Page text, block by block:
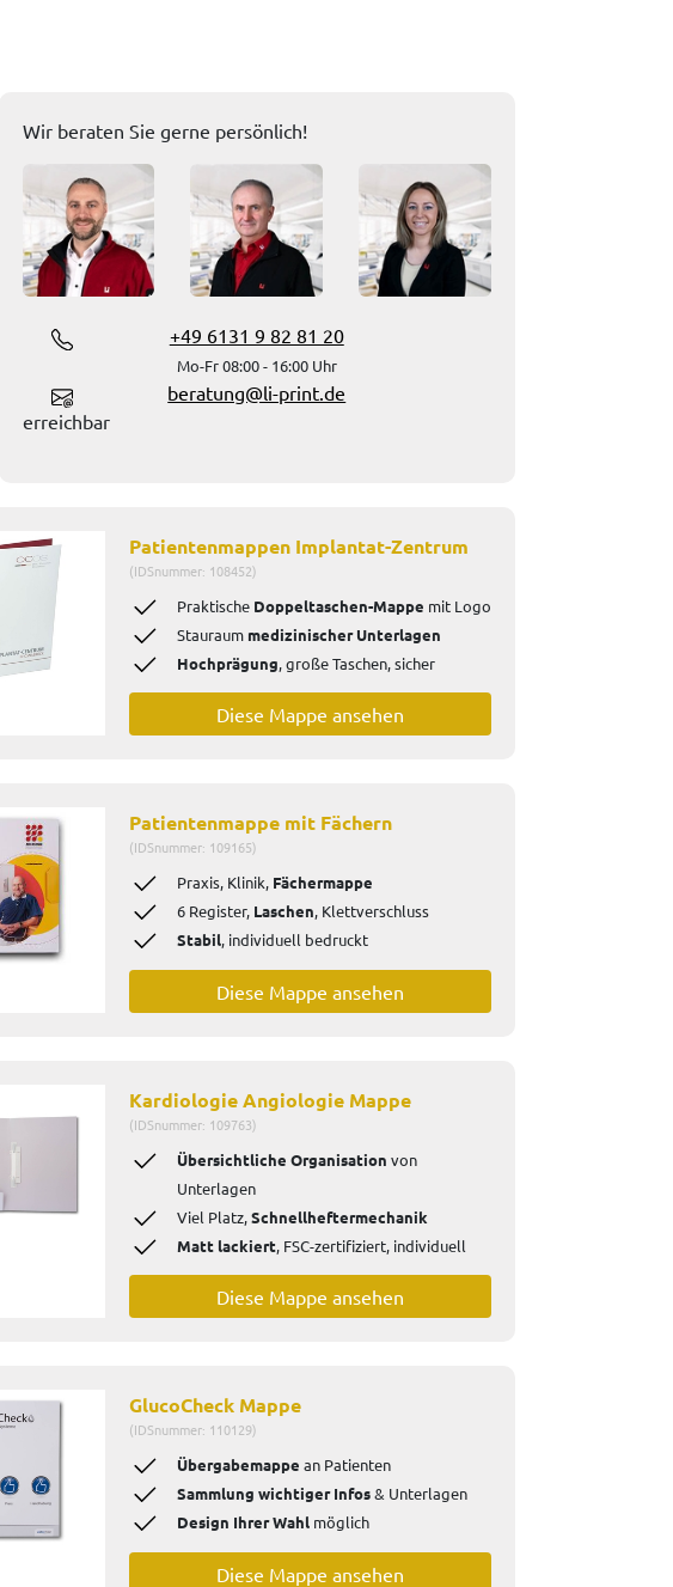
Wir beraten Sie gerne persönlich!
+49 6131 9 82 81 20
Mo-Fr 08:00 - 16:00 Uhr
beratung@li-print.de
erreichbar
Patientenmappen Implantat-Zentrum
(IDSnummer: 108452)
PraktischeDoppeltaschen-Mappe mit Logo
Stauraum medizinischer Unterlagen
Hochprägung, große Taschen,sicher
Diese Mappe ansehen
Patientenmappe mit Fächern
(IDSnummer: 109165)
Praxis, Klinik, Fächermappe
6 Register, Laschen, Klettverschluss
Stabil, individuell bedruckt
Diese Mappe ansehen
Kardiologie Angiologie Mappe
(IDSnummer: 109763)
Übersichtliche Organisation von
Unterlagen
Viel Platz,Schnellheftermechanik
Matt lackiert, FSC-zertifiziert, individuell
Diese Mappe ansehen
GlucoCheck Mappe
(IDSnummer: 110129)
Übergabemappe an Patienten
Sammlung wichtiger Infos& Unterlagen
Design Ihrer Wahl möglich
Diese Mappe ansehen